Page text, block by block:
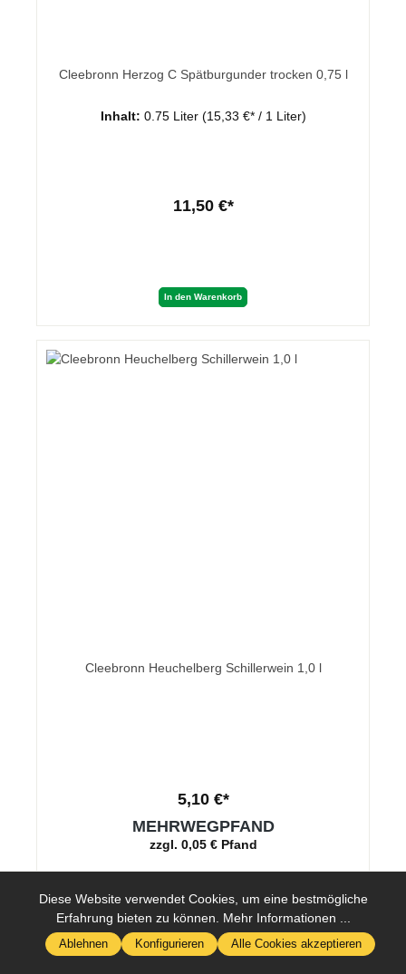
Cleebronn Herzog C Spätburgunder trocken 0,75 l
Inhalt: 0.75 Liter (15,33 €* / 1 Liter)
11,50 €*
In den Warenkorb
Cleebronn Heuchelberg Schillerwein 1,0 l
5,10 €*
MEHRWEGPFAND
zzgl. 0,05 € Pfand
In den Warenkorb
Diese Website verwendet Cookies, um eine bestmögliche
Erfahrung bieten zu können. Mehr Informationen ...
Ablehnen Konfigurieren Alle Cookies akzeptieren